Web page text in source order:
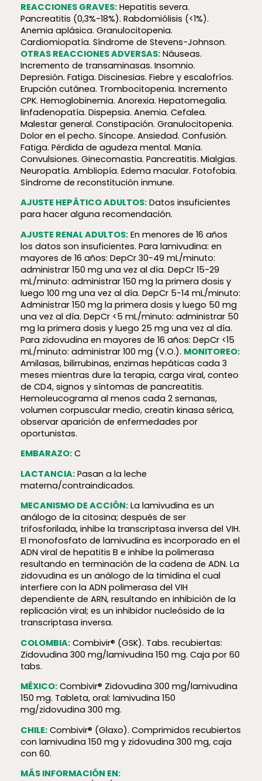
REACCIONES GRAVES:Hepatitis severa.
Pancreatitis (0,3%-18%). Rabdomiólisis (<1%).
Anemia aplásica. Granulocitopenia.
Cardiomiopatía. Síndrome de Stevens-Johnson.
OTRAS REACCIONES ADVERSAS:Náuseas.
Incremento de transaminasas. Insomnio.
Depresión. Fatiga. Discinesias. Fiebre y escalofríos.
Erupción cutánea. Trombocitopenia. Incremento
CPK. Hemoglobinemia. Anorexia. Hepatomegalia.
linfadenopatía. Dispepsia. Anemia. Cefalea.
Malestar general. Constipación. Granulocitopenia.
Dolor en el pecho. Síncope. Ansiedad. Confusión.
Fatiga. Pérdida de agudeza mental. Manía.
Convulsiones. Ginecomastia. Pancreatitis. Mialgias.
Neuropatía. Ambliopía. Edema macular. Fotofobia.
Síndrome de reconstitución inmune.
AJUSTE HEPÁTICO ADULTOS:Datos insuficientes
para hacer alguna recomendación.
AJUSTE RENAL ADULTOS:En menores de 16 años
los datos son insuficientes. Para lamivudina: en
mayores de 16 años: DepCr 30-49 mL/minuto:
administrar 150 mg una vez al día. DepCr 15-29
mL/minuto: administrar 150 mg la primera dosis y
luego 100 mg una vez al día. DepCr 5-14 mL/minuto:
Administrar 150 mg la primera dosis y luego 50 mg
una vez al día. DepCr <5 mL/minuto: administrar 50
mg la primera dosis y luego 25 mg una vez al día.
Para zidovudina en mayores de 16 años: DepCr <15
mL/minuto: administrar 100 mg (V.O.). MONITOREO:
Amilasas, bilirrubinas, enzimas hepáticas cada 3
meses mientras dure la terapia, carga viral, conteo
de CD4, signos y síntomas de pancreatitis.
Hemoleucograma al menos cada 2 semanas,
volumen corpuscular medio, creatin kinasa sérica,
observar aparición de enfermedades por
oportunistas.
EMBARAZO:C
LACTANCIA:Pasan a la leche
materna/contraindicados.
MECANISMO DE ACCIÓN:La lamivudina es un
análogo de la citosina; después de ser
trifosforilada, inhibe la transcriptasa inversa del VIH.
El monofosfato de lamivudina es incorporado en el
ADN viral de hepatitis B e inhibe la polimerasa
resultando en terminación de la cadena de ADN. La
zidovudina es un análogo de la timidina el cual
interfiere con la ADN polimerasa del VIH
dependiente de ARN, resultando en inhibición de la
replicación viral; es un inhibidor nucleósido de la
transcriptasa inversa.
COLOMBIA:Combivir® (GSK). Tabs. recubiertas:
Zidovudina 300 mg/lamivudina 150 mg. Caja por 60
tabs.
MÉXICO:Combivir® Zidovudina 300 mg/lamivudina
150 mg. Tableta, oral: lamivudina 150
mg/zidovudina 300 mg.
CHILE:Combivir® (Glaxo). Comprimidos recubiertos
con lamivudina 150 mg y zidovudina 300 mg, caja
con 60.
MÁS INFORMACIÓN EN: